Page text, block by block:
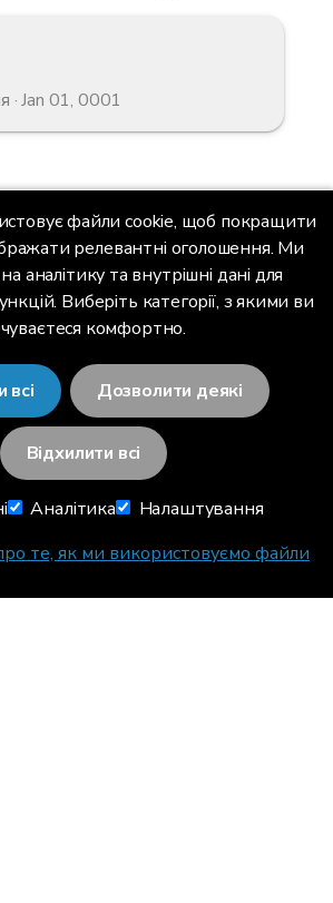
· Jan 01, 0001
файли cookie, щоб покращити
релевантні оголошення. Ми
аналітику та внутрішні дані для
Виберіть категорії, з якими ви
комфортно.
всі Дозволити деякі
Відхилити всі
Аналітика
Налаштування
те, як ми використовуємо файли
дощу? Суми опадів (QPE) на
RainViewer